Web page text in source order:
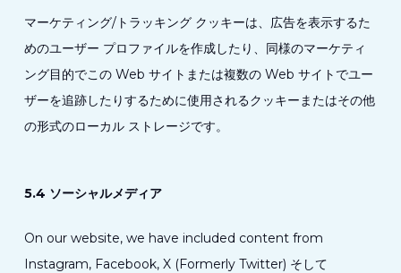
マーケティング/トラッキング クッキーは、広告を表示するた
めのユーザー プロファイルを作成したり、同様のマーケティ
ング目的でこの Web サイトまたは複数の Web サイトでユー
ザーを追跡したりするために使用されるクッキーまたはその他
の形式のローカル ストレージです。
5.4 ソーシャルメディア
On our website, we have included content from
Instagram, Facebook, X (Formerly Twitter) そして